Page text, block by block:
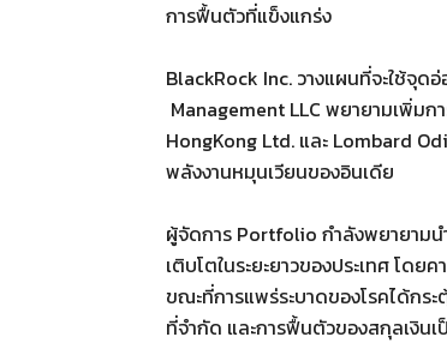
การฟื้นตัวที่แข็งแกร่ง
BlackRock Inc. วางแผนที่จะใช้จุด
Management LLC พยายามเพิ่มก
HongKong Ltd. และ Lombard
พลังงานหมุนเวียนของอินเดีย
ผู้จัดการ Portfolio กำลังพยายามน
เติบโตในระยะยาวของประเทศ โด
ขณะที่การแพร่ระบาดของโรคได้ก
ที่จำกัด และการฟื้นตัวของสกุลเงิน